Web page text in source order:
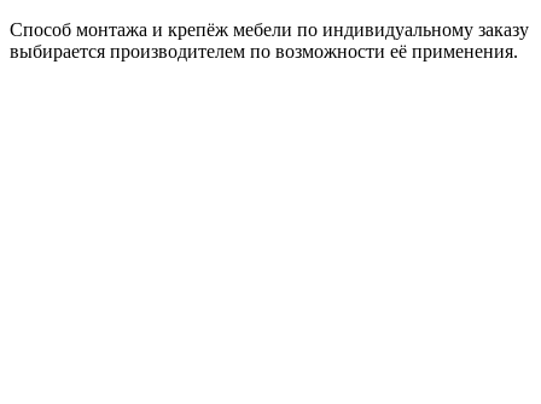
Способ монтажа и крепёж мебели по индивидуальному заказу
выбирается производителем по возможности её применения.